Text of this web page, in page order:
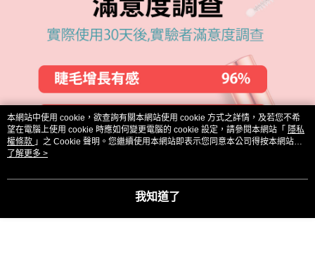
本網站中使用 cookie，欲查詢有關本網站使用 cookie 方式之詳情，及若您不希
望在電腦上使用 cookie 時應如何變更電腦的 cookie 設定，請參閱本網站「 隱私
權條款 」之 Cookie 聲明。您繼續使用本網站即表示您同意本公司得按本網站使
用條款之 Cookie 聲明使用 cookie。
了解更多 >
我知道了